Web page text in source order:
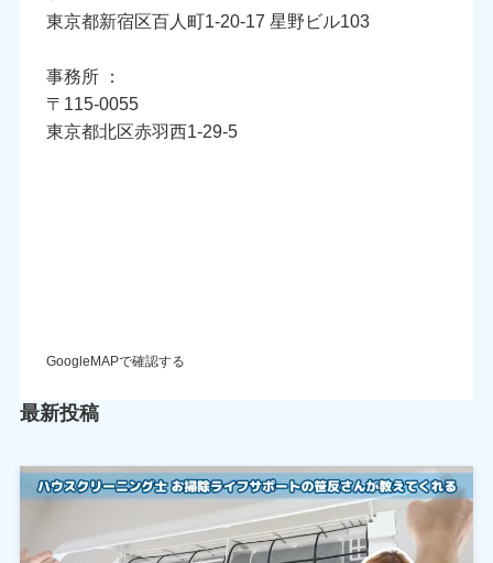
東京都新宿区百人町1-20-17 星野ビル103
事務所 ：
〒115-0055
東京都北区赤羽西1-29-5
GoogleMAPで確認する
最新投稿